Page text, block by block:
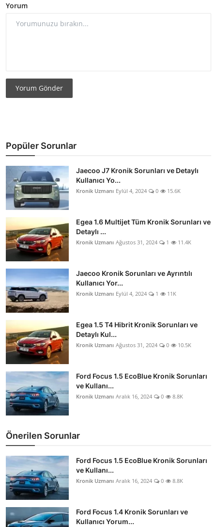
Yorum
Yorum Gönder
Popüler Sorunlar
Jaecoo J7 Kronik Sorunları ve Detaylı
Kullanıcı Yo...
Kronik Uzmanı Eylül 4, 2024 0 15.6K
Egea 1.6 Multijet Tüm Kronik Sorunları ve
Detaylı ...
Kronik Uzmanı Ağustos 31, 2024 1 11.4K
Jaecoo Kronik Sorunları ve Ayrıntılı
Kullanıcı Yor...
Kronik Uzmanı Eylül 4, 2024 1 11K
Egea 1.5 T4 Hibrit Kronik Sorunları ve
Detaylı Kul...
Kronik Uzmanı Ağustos 31, 2024 0 10.5K
Ford Focus 1.5 EcoBlue Kronik Sorunları
ve Kullanı...
Kronik Uzmanı Aralık 16, 2024 0 8.8K
Önerilen Sorunlar
Ford Focus 1.5 EcoBlue Kronik Sorunları
ve Kullanı...
Kronik Uzmanı Aralık 16, 2024 0 8.8K
Ford Focus 1.4 Kronik Sorunları ve
Kullanıcı Yorum...